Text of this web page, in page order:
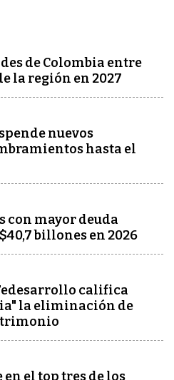
de Colombia entre
la región en 2027
nuevos
hasta el
con mayor deuda
billones en 2026
califica
la eliminación de
el top tres de los